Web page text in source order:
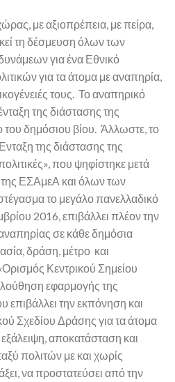
με αξιοπρέπεια, με πείρα,
τη δέσμευση όλων των
για ένα Εθνικό
για τα άτομα με αναπηρία,
τους. Το αναπηρικό
της διάστασης της
του δημόσιου βίου. Άλλωστε, το
της διάστασης της
που ψηφίστηκε μετά
ΕΣΑμεΑ και όλων των
το μεγάλο πανελλαδικό
2016, επιβάλλει πλέον την
σε κάθε δημόσια
δράση, μέτρο και
Κεντρικού Σημείου
εφαρμογής της
επιβάλλει την εκπόνηση και
Σχεδίου Δράσης για τα άτομα
αποκατάσταση και
πολιτών με και χωρίς
να προστατεύσει από την